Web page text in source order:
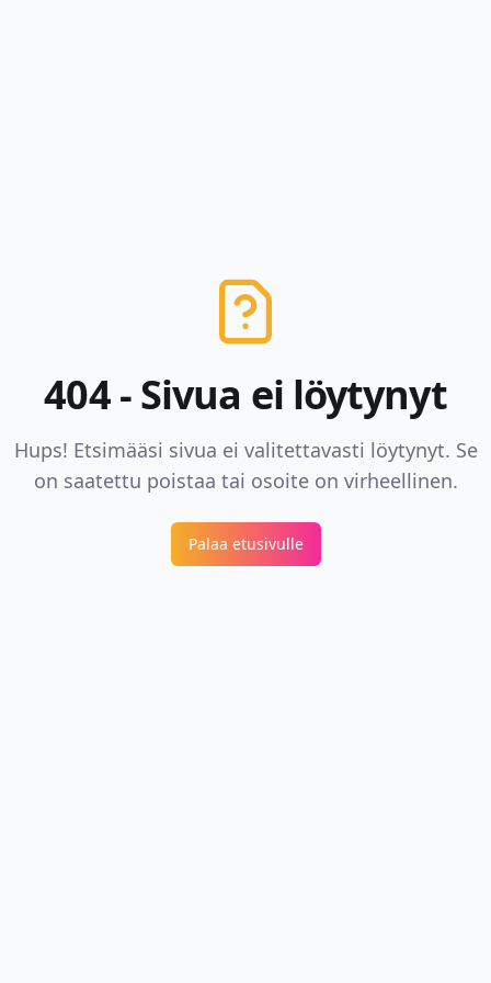
404 - Sivua ei löytynyt
Hups! Etsimääsi sivua ei valitettavasti löytynyt. Se
on saatettu poistaa tai osoite on virheellinen.
Palaa etusivulle